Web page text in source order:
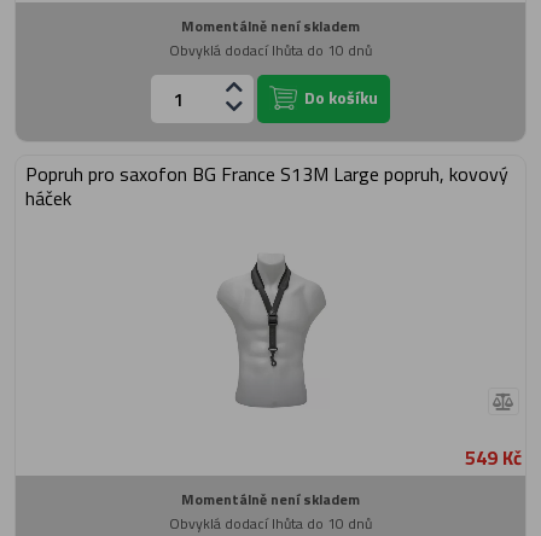
Momentálně není skladem
Obvyklá dodací lhůta do 10 dnů
Do košíku
Popruh pro saxofon BG France S13M Large popruh, kovový
háček
549 Kč
Momentálně není skladem
Obvyklá dodací lhůta do 10 dnů